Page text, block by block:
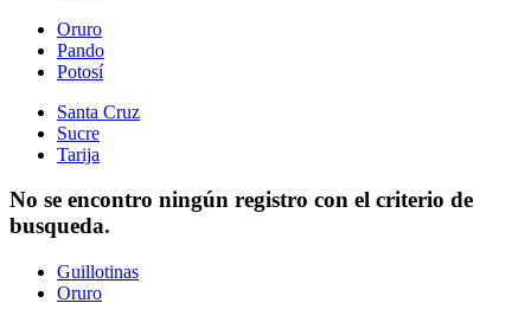
Oruro
Pando
Potosí
Santa Cruz
Sucre
Tarija
No se encontro ningún registro con el criterio de
busqueda.
Guillotinas
Oruro